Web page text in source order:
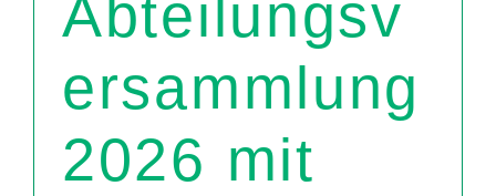
Abteilungsv
ersammlung
2026 mit